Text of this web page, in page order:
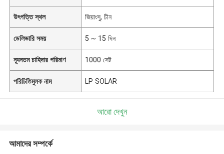
উৎপত্তি স্থল জিয়াংসু, চীন
ডেলিভারি সময় 5 ~ 15 দিন
ন্যূনতম চাহিদার পরিমাণ 1000 সেট
পরিচিতিমুলক নাম LP SOLAR
আরো দেখুন
আমাদের সম্পর্কে